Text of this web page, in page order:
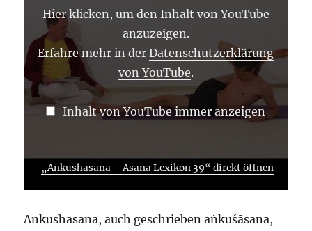
YOUTUBE
ANZEIGEN
Hier klicken, um den Inhalt von YouTube
anzuzeigen.
Erfahre mehr in derDatenschutzerklärung
von YouTube.
Inhalt von YouTube immer anzeigen
„Ankushasana – Asana Lexikon 39“ direkt öffnen
Ankushasana, auch geschrieben aṅkuśāsana,